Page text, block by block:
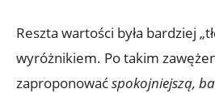
Reszta wartości była bardziej
wyróżnikiem. Po takim
zaproponowaćspokojniejszą,